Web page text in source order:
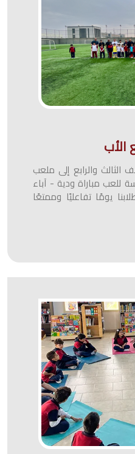
الأب
الثالث والرابع إلى ملعب
للعب مباراة ودية - آباء
يومًا تفاعليًا وممتعًا